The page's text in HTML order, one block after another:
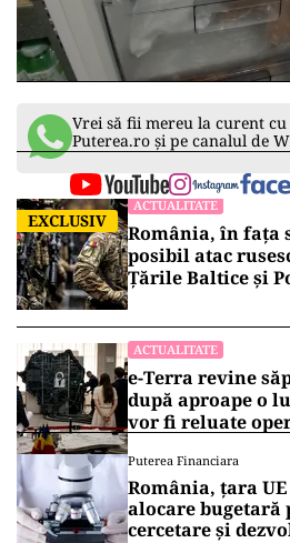
Vrei să fii mereu la curent
Puterea.ro și pe canalul de
EXCLUSIV
ACTUALITATE
România, în
posibil atac
Țările Baltice și
ACTUALITATE
e-Terra revine
după aproape o
vor fi reluate
Puterea Financiara
România, țara
alocare
cercetare și